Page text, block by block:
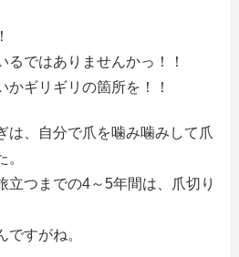
ではありませんかっ！！
かギリギリの箇所を！！
は、自分で爪を噛み噛みして爪
立つまでの4～5年間は、爪切り
すがね。